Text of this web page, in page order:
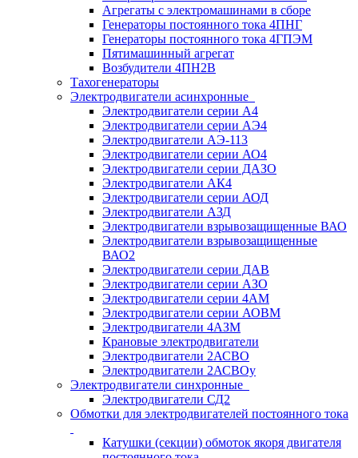
Агрегаты с электромашинами в сборе
Генераторы постоянного тока 4ПНГ
Генераторы постоянного тока 4ГПЭМ
Пятимашинный агрегат
Возбудители 4ПН2В
Тахогенераторы
Электродвигатели асинхронные
Электродвигатели серии А4
Электродвигатели серии АЭ4
Электродвигатели АЭ-113
Электродвигатели серии АО4
Электродвигатели серии ДАЗО
Электродвигатели АК4
Электродвигатели серии АОД
Электродвигатели АЗД
Электродвигатели взрывозащищенные ВАО
Электродвигатели взрывозащищенные
ВАО2
Электродвигатели серии ДАВ
Электродвигатели серии АЗО
Электродвигатели серии 4АМ
Электродвигатели серии АОВМ
Электродвигатели 4АЗМ
Крановые электродвигатели
Электродвигатели 2АСВО
Электродвигатели 2АСВОу
Электродвигатели синхронные
Электродвигатели СД2
Обмотки для электродвигателей постоянного тока
Катушки (секции) обмоток якоря двигателя